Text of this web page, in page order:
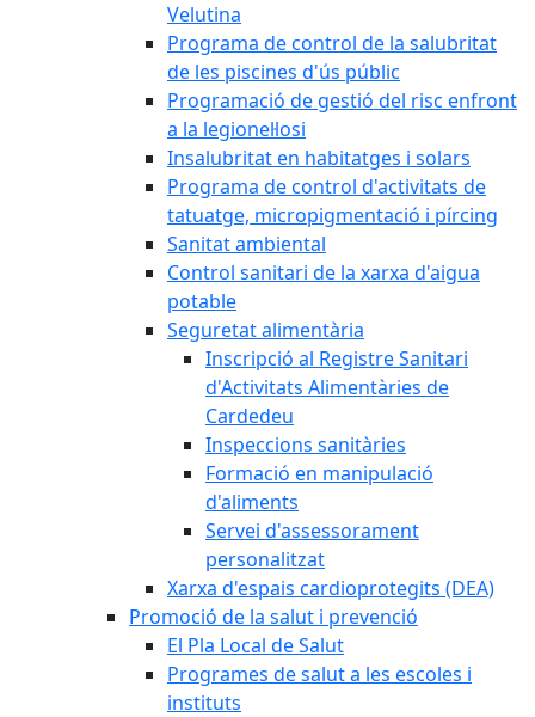
Velutina
Programa de control de la salubritat
de les piscines d'ús públic
Programació de gestió del risc enfront
a la legionel·losi
Insalubritat en habitatges i solars
Programa de control d'activitats de
tatuatge, micropigmentació i pírcing
Sanitat ambiental
Control sanitari de la xarxa d'aigua
potable
Seguretat alimentària
Inscripció al Registre Sanitari
d'Activitats Alimentàries de
Cardedeu
Inspeccions sanitàries
Formació en manipulació
d'aliments
Servei d'assessorament
personalitzat
Xarxa d'espais cardioprotegits (DEA)
Promoció de la salut i prevenció
El Pla Local de Salut
Programes de salut a les escoles i
instituts